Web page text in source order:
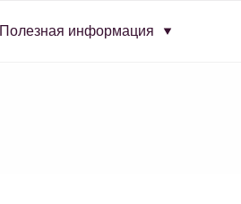
Полезная информация